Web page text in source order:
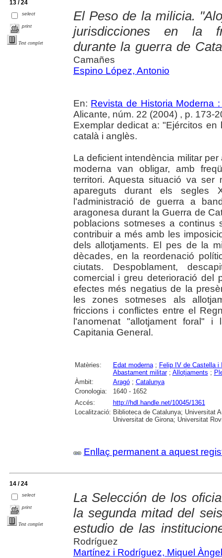
13 / 24
select
print
Text complet
El Peso de la milicia.
jurisdicciones en la
durante la guerra de
Camañes
Espino López, Antonio
En: Revista de Historia Moderna
Alicante, núm. 22 (2004) , p. 173-
Exemplar dedicat a: "Ejércitos
català i anglès.
La deficient intendència militar
moderna van obligar, amb
territori. Aquesta situació va ser
apareguts durant els segles
l'administració de guerra a
aragonesa durant la Guerra de
poblacions sotmeses a
contribuir a més amb les
dels allotjaments. El pes de la
dècades, en la reordenació
ciutats. Despoblament,
comercial i greu deterioració del
efectes més negatius de la
les zones sotmeses als
friccions i conflictes entre el
l'anomenat "allotjament foral"
Capitania General.
Matèries: Edat moderna; Felip IV de Castella i
Abastament militar; Allotjaments ;
Àmbit:
Aragó; Catalunya
Cronologia:
1640 - 1652
Accés:
http://hdl.handle.net/10045/1361
Localització: Biblioteca de Catalunya; Universitat
Universitat de Girona; Universitat
Enllaç permanent a aquest
14 / 24
select
print
Text complet
La Selección de los
la segunda mitad del
estudio de las
Rodríguez
Martínez i Rodríguez, Miquel Àngel